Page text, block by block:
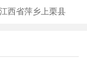
江西省萍乡上栗县